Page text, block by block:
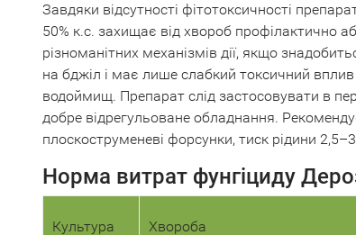
Завдяки відсутності фітотоксичності
50% к.с. захищає від хвороб профілактично
різноманітних механізмів дії, якщо
на бджіл і має лише слабкий токсичний
водоймищ. Препарат слід застосовувати в
добре відрегульоване обладнання.
плоскоструменеві форсунки, тиск рідини
Норма витрат фунгіциду
Культура Хвороба